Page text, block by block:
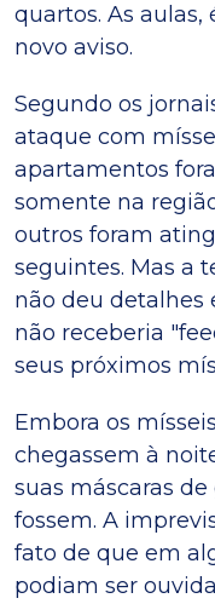
quartos. As aulas,
novo aviso.
Segundo os
ataque com
apartamentos
somente na
outros foram
seguintes. Mas a
não deu detalhes
não receberia
seus próximos
Embora os
chegassem à
suas máscaras
fossem. A
fato de que em
podiam ser